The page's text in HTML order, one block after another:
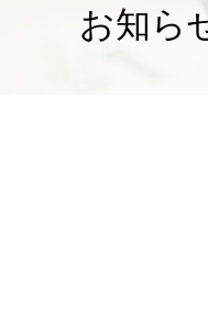
お知ら